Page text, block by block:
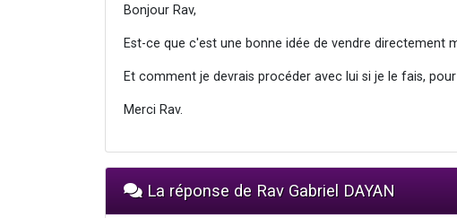
Bonjour Rav,
Est-ce que c'est une bonne idée de vendre directement
Et comment je devrais procéder avec lui si je le fais,
Merci Rav.
La réponse de Rav Gabriel DAYAN